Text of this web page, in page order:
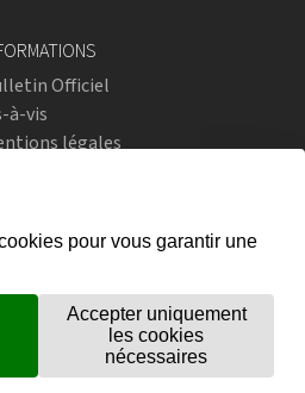
Officiel
à-vis
légales